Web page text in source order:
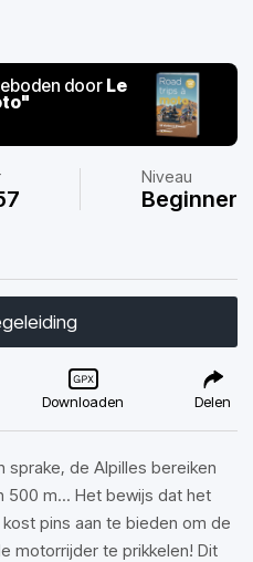
door Le
Niveau
Beginner
Downloaden Delen
sprake, de Alpilles bereiken
500 m... Het bewijs dat het
pins aan te bieden om de
motorrijder te prikkelen! Dit